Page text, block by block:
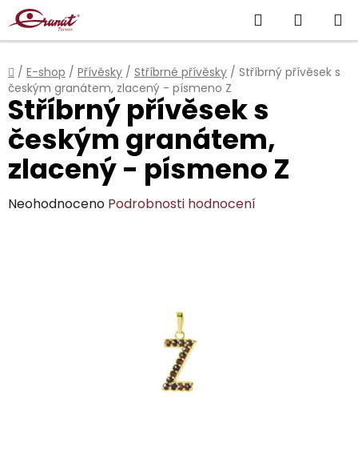
Přejít
na
obsah
Hledat
KOŠÍK
Domů
/ E-shop / Přívěsky / Stříbrné přívěsky / Stříbrný přívěsek s
českým granátem, zlacený - písmeno Z
Stříbrný přívěsek s
českým granátem,
zlacený - písmeno Z
Průměrné
Neohodnoceno Podrobnosti hodnocení